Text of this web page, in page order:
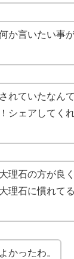
か言いたい事
れていたなん
シェアしてく
理石の方が良
理石に慣れて
よかったわ。